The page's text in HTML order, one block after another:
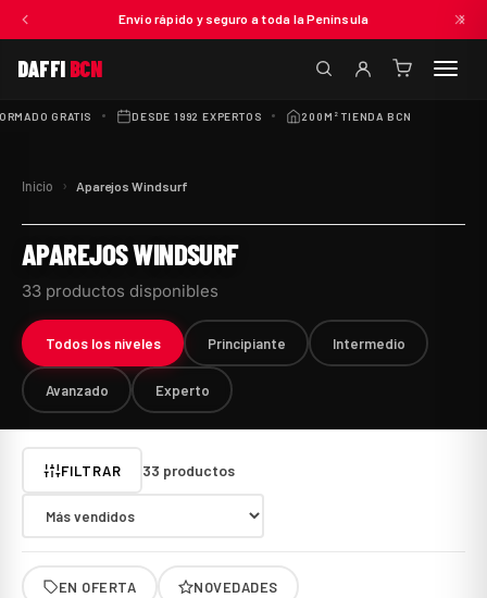
Envío rápido y seguro a toda la Península
DAFFI BCN
(0
GRATIS DESDE 1992 EXPERTOS 200M² TIENDA BCN
Inicio › Aparejos Windsurf
APAREJOS WINDSURF
33 productos disponibles
Todos los niveles Principiante Intermedio
Avanzado Experto
FILTRAR 33 productos
EN OFERTA NOVEDADES